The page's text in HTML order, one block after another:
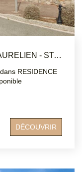
FREJUS - RESIDENCE LE LAC AURELIEN - STATIONNEMENT EN EXTÉRIEUR
RESIDENCE
DÉCOUVRIR